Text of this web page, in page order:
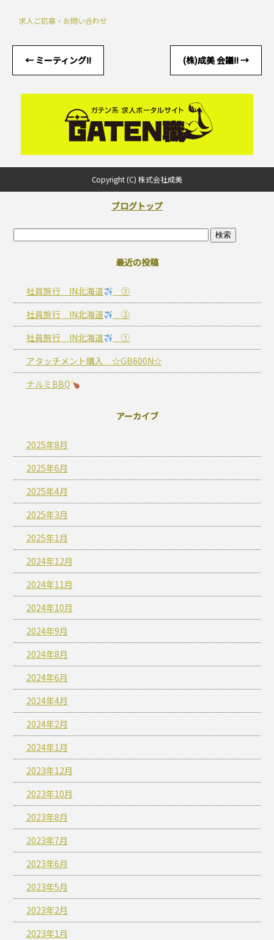
求人ご応募・お問い合わせ
← ミーティング!! (株)成美 会議!!→
Copyright (C) 株式会社成美
ブログトップ
最近の投稿
社員旅行 IN北海道
③
社員旅行 IN北海道
②
社員旅行 IN北海道
①
アタッチメント購入 ☆GB600N☆
ナルミBBQ
アーカイブ
2025年8月
2025年6月
2025年4月
2025年3月
2025年1月
2024年12月
2024年11月
2024年10月
2024年9月
2024年8月
2024年6月
2024年4月
2024年2月
2024年1月
2023年12月
2023年10月
2023年8月
2023年7月
2023年6月
2023年5月
2023年2月
2023年1月